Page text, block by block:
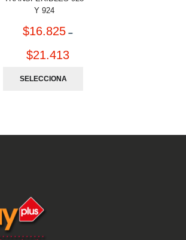
Y 924
$16.825–
$21.413
SELECCIONA